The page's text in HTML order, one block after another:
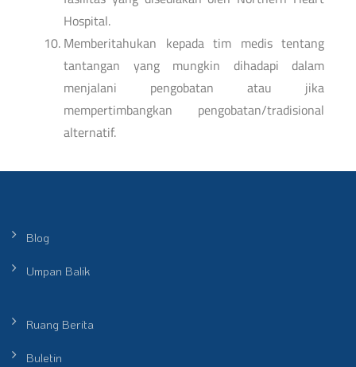
Hospital.
Memberitahukan kepada tim medis tentang
tantangan yang mungkin dihadapi dalam
menjalani pengobatan atau jika
mempertimbangkan pengobatan/tradisional
alternatif.
Blog
Umpan Balik
Ruang Berita
Buletin